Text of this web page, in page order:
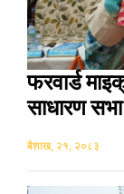
फरवार्ड
साधारण
बैशाख, २१, २०८३